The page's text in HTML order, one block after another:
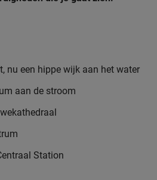
nu een hippe wijk aan het water
aan de stroom
Station